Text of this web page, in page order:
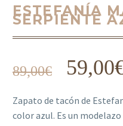
ESTEFANÍA
SERPIENTE
89,00€ 59,00
Zapato de tacón de
color azul. Es un